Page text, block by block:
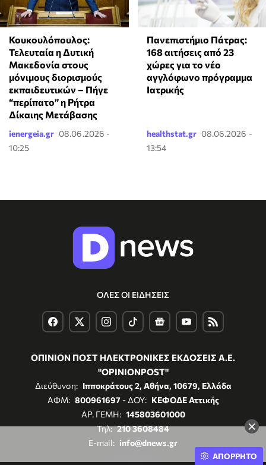
×
Κουκουλόπουλος:
Τελευταία η Δυτική
Μακεδονία στους
μόνιμους διορισμούς
εκπαιδευτικών – Πήγε
“περίπατο” η Ρήτρα
Δίκαιης Μετάβασης
ienergeia.gr 08.06.2026 -
10:25
Πανεπιστήμιο Πάτρας:
168 αιτήσεις από 23
χώρες για το νέο
αγγλόφωνο πρόγραμμα
Ιατρικής
healthstat.gr 08.06.2026 -
13:54
ΟΛΕΣ ΟΙ ΕΙΔΗΣΕΙΣ
ΟΠΙΝΙΟΝ ΠΟΣΤ ΗΛΕΚΤΡΟΝΙΚΕΣ ΕΚΔΟΣΕΙΣ Α.Ε.
"OPINIONPOST"
Διεύθυνση: Ιπποκράτους 2, Αθήνα, 10679, Ελλάδα
ΑΦΜ: 800961697- ΔΟΥ: ΚΕΦΟΔΕ Αττικής
ΑΡ. ΓΕΜΗ: 145803601000
Τηλ: 210 3608484
E-mail: info@dnews.gr
ΑΠΟΡΡΗΤΟ